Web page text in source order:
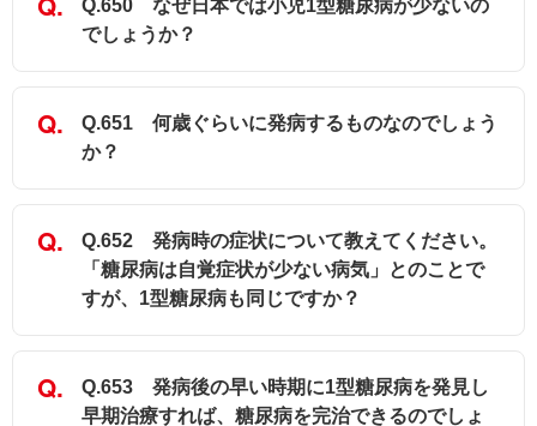
Q.650 なぜ日本では小児1型糖尿病が少ないの
でしょうか？
Q.651 何歳ぐらいに発病するものなのでしょう
か？
Q.652 発病時の症状について教えてください。
「糖尿病は自覚症状が少ない病気」とのことで
すが、1型糖尿病も同じですか？
Q.653 発病後の早い時期に1型糖尿病を発見し
早期治療すれば、糖尿病を完治できるのでしょ